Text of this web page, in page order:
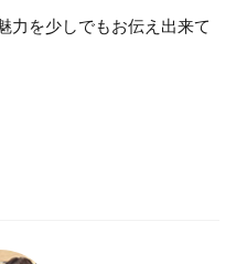
力を少しでもお伝え出来て